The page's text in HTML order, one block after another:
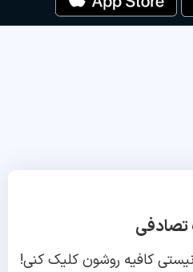
تصادفی
کافیه روشون کلیک کنی!